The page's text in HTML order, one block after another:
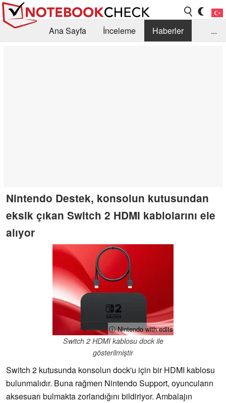
Ana Sayfa İnceleme
Haberler
...
Nintendo Destek, konsolun kutusundan
eksik çıkan Switch 2 HDMI kablolarını ele
alıyor
ⓘ Nintendo with edits
Switch 2 HDMI kablosu dock ile
gösterilmiştir
Switch 2 kutusunda konsolun dock'u için bir HDMI kablosu
bulunmalıdır. Buna rağmen Nintendo Support, oyuncuların
aksesuarı bulmakta zorlandığını bildiriyor. Ambalajın